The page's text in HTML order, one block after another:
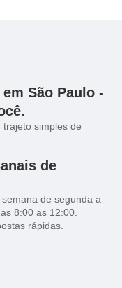
São Paulo -
simples de
de
de segunda a
8:00 as 12:00.
rápidas.